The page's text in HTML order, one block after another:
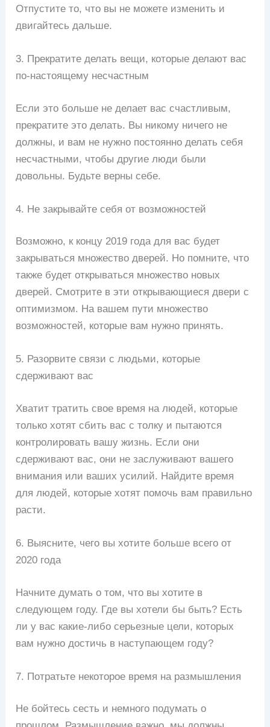
Отпустите то, что вы не можете изменить и
двигайтесь дальше.
3. Прекратите делать вещи, которые делают вас
по-настоящему несчастным
Если это больше не делает вас счастливым,
прекратите это делать. Вы никому ничего не
должны, и вам не нужно постоянно делать себя
несчастными, чтобы другие люди были
довольны. Будьте верны себе.
4. Не закрывайте себя от возможностей
Возможно, к концу 2019 года для вас будет
закрываться множество дверей. Но помните, что
также будет открываться множество новых
дверей. Смотрите в эти открывающиеся двери с
оптимизмом. На вашем пути множество
возможностей, которые вам нужно принять.
5. Разорвите связи с людьми, которые
сдерживают вас
Хватит тратить свое время на людей, которые
только хотят сбить вас с толку и пытаются
контролировать вашу жизнь. Если они
сдерживают вас, они не заслуживают вашего
внимания или ваших усилий. Найдите время
для людей, которые хотят помочь вам правильно
расти.
6. Выясните, чего вы хотите больше всего от
2020 года
Начните думать о том, что вы хотите в
следующем году. Где вы хотели бы быть? Есть
ли у вас какие-либо серьезные цели, которых
вам нужно достичь в наступающем году?
7. Потратьте некоторое время на размышления
Не бойтесь сесть и немного подумать о